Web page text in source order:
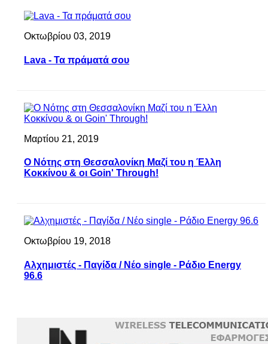
Οκτωβρίου 03, 2019
Lava - Τα πράματά σου
Μαρτίου 21, 2019
Ο Νότης στη Θεσσαλονίκη Μαζί του η Έλλη
Κοκκίνου & οι Goin' Through!
Οκτωβρίου 19, 2018
Αλχημιστές - Παγίδα / Νέο single - Ράδιο Energy
96.6